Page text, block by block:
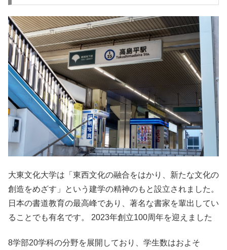
大東文化大学は「東西文化の融合をはかり、新たな文化の
創造をめざす」という建学の精神のもと設立されました。
日本の書道教育の最高峰であり、著名な書家を輩出してい
ることでも有名です。 2023年創立100周年を迎えました
8学部20学科の分野を展開しており、学生数はおよそ